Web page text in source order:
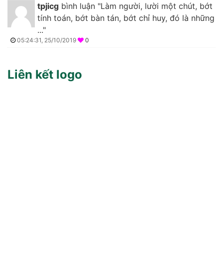
tpjicg bình luận "Làm người, lười một chút, bớt
tính toán, bớt bàn tán, bớt chỉ huy, đó là những
..."
05:24:31, 25/10/2019 0
Liên kết logo